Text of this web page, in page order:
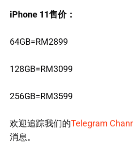
iPhone 11售价：
64GB=RM2899
128GB=RM3099
256GB=RM3599
欢迎追踪我们的Telegram
消息。